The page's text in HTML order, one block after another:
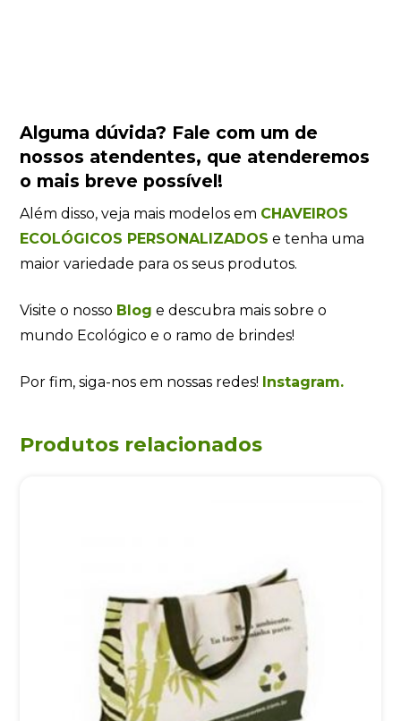
Alguma dúvida? Fale com um de
nossos atendentes, que atenderemos
o mais breve possível!
Além disso, veja mais modelos em CHAVEIROS
ECOLÓGICOS PERSONALIZADOS e tenha uma
maior variedade para os seus produtos.
Visite o nosso Blog e descubra mais sobre o
mundo Ecológico e o ramo de brindes!
Por fim, siga-nos em nossas redes! Instagram.
Produtos relacionados